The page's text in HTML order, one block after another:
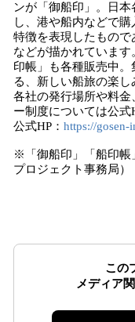
ンが「御船印」。日
し、港や船内などで
特徴を表現したもの
などが描かれていま
印帳」も各種販売中。
る、新しい船旅の楽し
各社の発行場所や料
ー制度については公式
公式HP： https://gosen-
※「御船印」「船印帳
プロジェクト事務局）
この
メディア